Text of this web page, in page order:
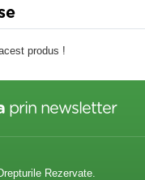
produs !
prin newsletter
Rezervate.